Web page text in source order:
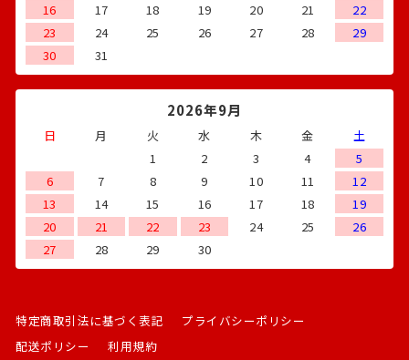
16
17 18 19 20 21
22
23
24 25 26 27 28
29
30
31
2026年9月
日 月 火 水 木 金
土
1
2 3 4
5
6
7 8 9 10 11
12
13
14 15 16 17 18
19
20
21 22 23 24 25
26
27
28 29 30
特定商取引法に基づく表記
プライバシーポリシー
配送ポリシー
利用規約